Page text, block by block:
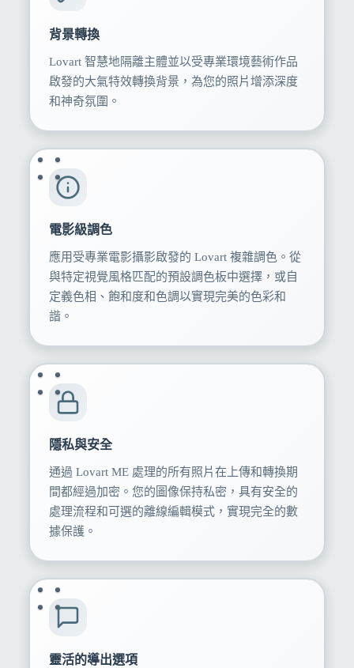
背景轉換
Lovart 智慧地隔離主體並以受專業環境藝術作品
啟發的大氣特效轉換背景，為您的照片增添深度
和神奇氛圍。
電影級調色
應用受專業電影攝影啟發的 Lovart 複雜調色。從
與特定視覺風格匹配的預設調色板中選擇，或自
定義色相、飽和度和色調以實現完美的色彩和
諧。
隱私與安全
通過 Lovart ME 處理的所有照片在上傳和轉換期
間都經過加密。您的圖像保持私密，具有安全的
處理流程和可選的離線編輯模式，實現完全的數
據保護。
靈活的導出選項